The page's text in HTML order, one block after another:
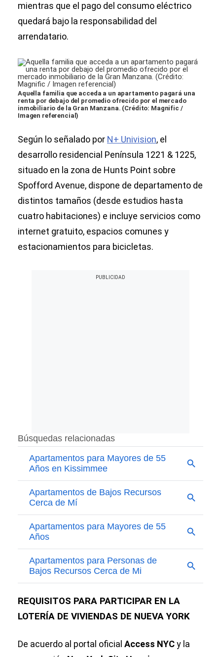
mientras que el pago del consumo eléctrico
quedará bajo la responsabilidad del
arrendatario.
Aquella familia que acceda a un apartamento pagará una
renta por debajo del promedio ofrecido por el mercado
inmobiliario de la Gran Manzana. (Crédito: Magnific /
Imagen referencial)
Según lo señalado por N+ Univision, el
desarrollo residencial Península 1221 & 1225,
situado en la zona de Hunts Point sobre
Spofford Avenue, dispone de departamento de
distintos tamaños (desde estudios hasta
cuatro habitaciones) e incluye servicios como
internet gratuito, espacios comunes y
estacionamientos para bicicletas.
REQUISITOS PARA PARTICIPAR EN LA
LOTERÍA DE VIVIENDAS DE NUEVA YORK
De acuerdo al portal oficial Access NYCy la